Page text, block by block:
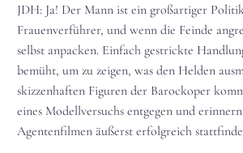
JDH: Ja! Der Mann ist ein großartiger
Frauenverführer, und wenn die Feinde
selbst anpacken. Einfach gestrickte
bemüht, um zu zeigen, was den Helden
skizzenhaften Figuren der Barockoper
eines Modellversuchs entgegen und
Agentenfilmen äußerst erfolgreich